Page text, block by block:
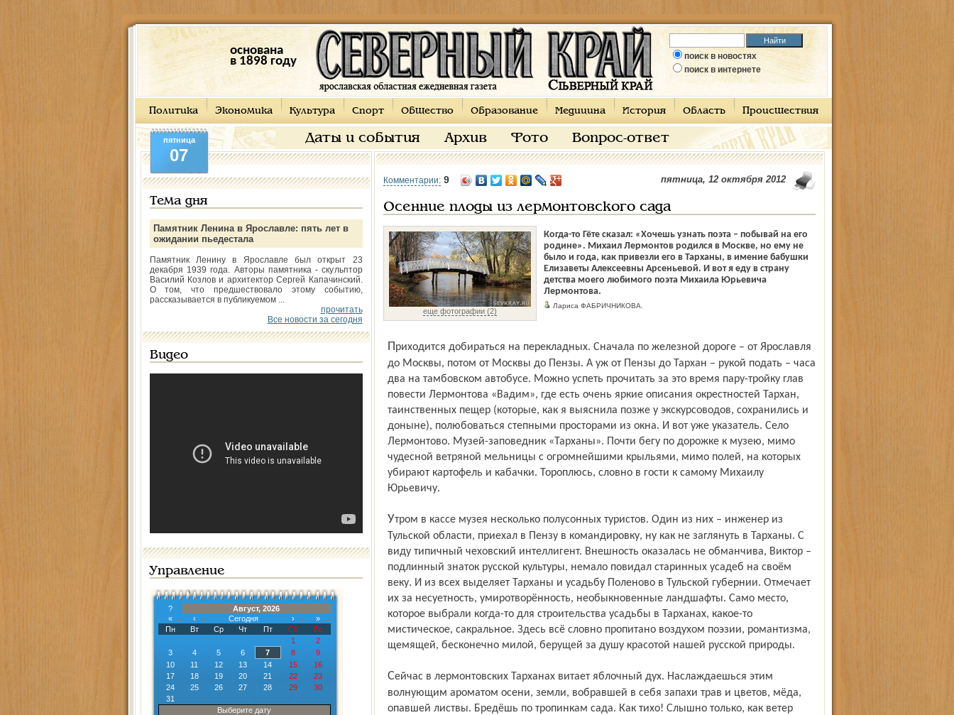
основана
в 1898 году
поиск в новостях
поиск в интернете
Политика Экономика Культура Спорт Общество Образование Медицина История Область Происшествия
Даты и события Архив Фото Вопрос-ответ
пятница
07
Тема дня
Памятник Ленина в Ярославле: пять лет в
ожидании пьедестала
Памятник Ленину в Ярославле был открыт 23
декабря 1939 года. Авторы памятника - скульптор
Василий Козлов и архитектор Сергей Капачинский.
О том, что предшествовало этому событию,
рассказывается в публикуемом ...
прочитать
Все новости за сегодня
Видео
Управление
?
Август, 2026
«
‹ Сегодня ›
»
Пн
Вт Ср Чт Пт Сб
Вс
1
2
3
4 5 6 7 8
9
10
11 12 13 14 15
16
17
18 19 20 21 22
23
24
25 26 27 28 29
30
31
Выберите дату
Комментарии: 9 пятница, 12 октября 2012
Осенние плоды из лермонтовского сада
еще фотографии (2)
Когда-то Гёте сказал: «Хочешь узнать поэта – побывай на его
родине». Михаил Лермонтов родился в Москве, но ему не
было и года, как привезли его в Тарханы, в имение бабушки
Елизаветы Алексеевны Арсеньевой. И вот я еду в страну
детства моего любимого поэта Михаила Юрьевича
Лермонтова.
Лариса ФАБРИЧНИКОВА.
Приходится добираться на перекладных. Сначала по железной дороге – от Ярославля
до Москвы, потом от Москвы до Пензы. А уж от Пензы до Тархан – рукой подать – часа
два на тамбовском автобусе. Можно успеть прочитать за это время пару-тройку глав
повести Лермонтова «Вадим», где есть очень яркие описания окрестностей Тархан,
таинственных пещер (которые, как я выяснила позже у экскурсоводов, сохранились и
доныне), полюбоваться степными просторами из окна. И вот уже указатель. Село
Лермонтово. Музей-заповедник «Тарханы». Почти бегу по дорожке к музею, мимо
чудесной ветряной мельницы с огромнейшими крыльями, мимо полей, на которых
убирают картофель и кабачки. Тороплюсь, словно в гости к самому Михаилу
Юрьевичу.
Утром в кассе музея несколько полусонных туристов. Один из них – инженер из
Тульской области, приехал в Пензу в командировку, ну как не заглянуть в Тарханы. С
виду типичный чеховский интеллигент. Внешность оказалась не обманчива, Виктор –
подлинный знаток русской культуры, немало повидал старинных усадеб на своём
веку. И из всех выделяет Тарханы и усадьбу Поленово в Тульской губернии. Отмечает
их за несуетность, умиро­творённость, необыкновенные ландшафты. Само место,
которое выбрали когда-то для строительства усадьбы в Тарханах, какое-то
мистическое, сакральное. Здесь всё словно пропитано воздухом поэзии, романтизма,
щемящей, бесконечно милой, берущей за душу красотой нашей русской природы.
Сейчас в лермонтовских Тарханах витает яблочный дух. Наслаждаешься этим
волнующим ароматом осени, земли, вобравшей в себя запахи трав и цветов, мёда,
опавшей листвы. Бредёшь по тропинкам сада. Как тихо! Слышно только, как ветер